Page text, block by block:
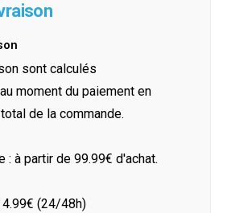
sont calculés
moment du paiement en
de la commande.
: à partir de 99.99€ d'achat.
4.99€ (24/48h)